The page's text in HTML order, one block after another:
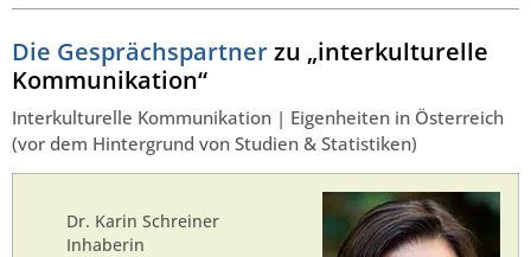
Die Gesprächspartnerzu „interkulturelle
Kommunikation“
Interkulturelle Kommunikation | Eigenheiten in Österreich
(vor dem Hintergrund von Studien & Statistiken)
Dr. Karin Schreiner
Inhaberin